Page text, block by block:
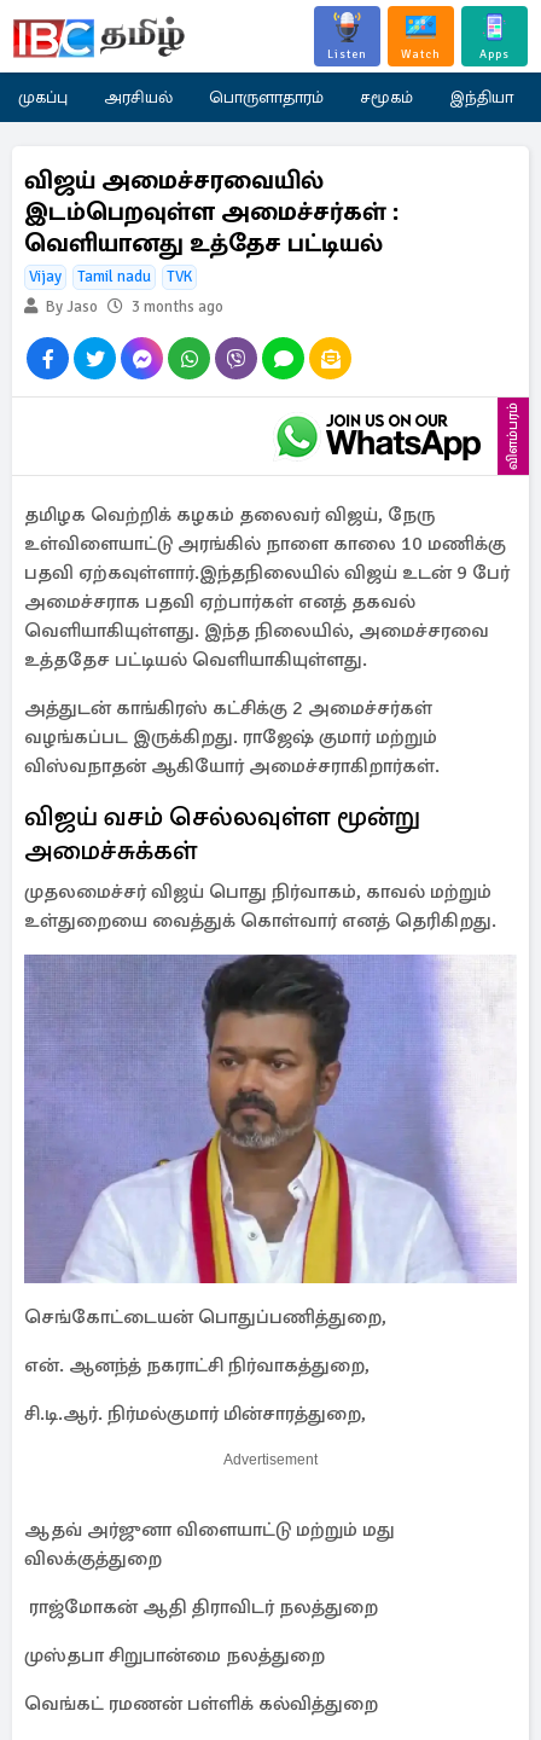
Listen Watch Apps
முகப்பு அரசியல் பொருளாதாரம் சமூகம் இந்தியா
விஜய் அமைச்சரவையில்
இடம்பெறவுள்ள அமைச்சர்கள் :
வெளியானது உத்தேச பட்டியல்
Vijay Tamil nadu
TVK
By Jaso
3 months ago
விளம்பரம்
தமிழக வெற்றிக் கழகம் தலைவர் விஜய், நேரு
உள்விளையாட்டு அரங்கில் நாளை காலை 10 மணிக்கு
பதவி ஏற்கவுள்ளார்.இந்தநிலையில் விஜய் உடன் 9 பேர்
அமைச்சராக பதவி ஏற்பார்கள் எனத் தகவல்
வெளியாகியுள்ளது. இந்த நிலையில், அமைச்சரவை
உத்ததேச பட்டியல் வெளியாகியுள்ளது.
அத்துடன் காங்கிரஸ் கட்சிக்கு 2 அமைச்சர்கள்
வழங்கப்பட இருக்கிறது. ராஜேஷ் குமார் மற்றும்
விஸ்வநாதன் ஆகியோர் அமைச்சராகிறார்கள்.
விஜய் வசம் செல்லவுள்ள மூன்று
அமைச்சுக்கள்
முதலமைச்சர் விஜய் பொது நிர்வாகம், காவல் மற்றும்
உள்துறையை வைத்துக் கொள்வார் எனத் தெரிகிறது.
செங்கோட்டையன் பொதுப்பணித்துறை,
என். ஆனந்த் நகராட்சி நிர்வாகத்துறை,
சி.டி.ஆர். நிர்மல்குமார் மின்சாரத்துறை,
Advertisement
ஆதவ் அர்ஜுனா விளையாட்டு மற்றும் மது
விலக்குத்துறை
ராஜ்மோகன் ஆதி திராவிடர் நலத்துறை
முஸ்தபா சிறுபான்மை நலத்துறை
வெங்கட் ரமணன் பள்ளிக் கல்வித்துறை